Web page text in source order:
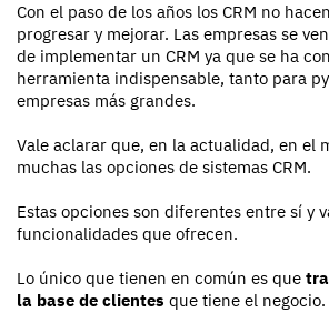
Con el paso de los años los CRM no
progresar y mejorar. Las empresas se
de implementar un CRM ya que se ha
herramienta indispensable, tanto para
empresas más grandes.
Vale aclarar que, en la actualidad, en el
muchas las opciones de sistemas CRM.
Estas opciones son diferentes entre sí y
funcionalidades que ofrecen.
Lo único que tienen en común es que
la base de clientes que tiene el negocio.